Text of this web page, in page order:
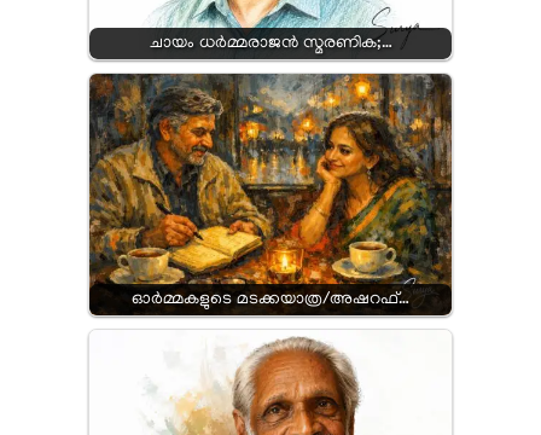
ചായം ധർമ്മരാജൻ സ്മരണിക;…
ഓർമ്മകളുടെ മടക്കയാത്ര/അഷറഫ്…